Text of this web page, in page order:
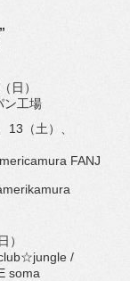
日）
ン工場
（土）、
FANJ
）
club☆jungle /
soma